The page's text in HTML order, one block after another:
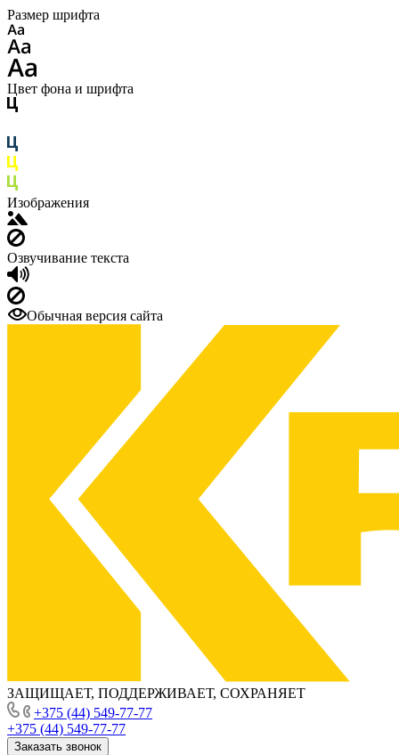
Размер шрифта
Цвет фона и шрифта
Изображения
Озвучивание текста
Обычная версия сайта
ЗАЩИЩАЕТ, ПОДДЕРЖИВАЕТ, СОХРАНЯЕТ
+375 (44) 549-77-77
+375 (44) 549-77-77
Заказать звонок